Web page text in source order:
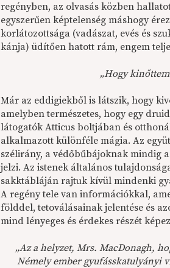
regényben, az olvasás közben
egyszerűen képtelenség máshogy
korlátozottsága (vadászat, evés és
kánja) üdítően hatott rám, engem
„Hogy
Már az eddigiekből is látszik, hogy
amelyben természetes, hogy egy
látogatók Atticus boltjában és
alkalmazott különféle mágia. Az
szélirány, a védőbűbájoknak mindig
jelzi. Az istenek általános
sakktábláján rajtuk kívül mindenki
A regény tele van információkkal,
földdel, tetoválásainak jelentése és
mind lényeges és érdekes részét
„Az a helyzet, Mrs. MacDonagh,
Némely ember gyufásskatulyányi